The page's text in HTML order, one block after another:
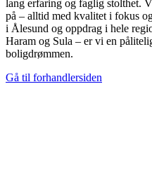
lang erfaring og faglig stolthet.
på – alltid med kvalitet i fokus
i Ålesund og oppdrag i hele
Haram og Sula – er vi en
boligdrømmen.
Gå til forhandlersiden